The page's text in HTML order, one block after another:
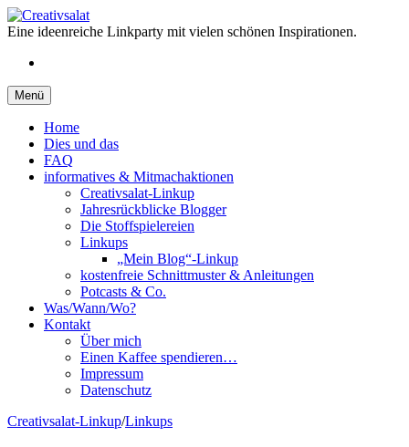
Springe
zum
Eine ideenreiche Linkparty mit vielen schönen Inspirationen.
Menü
Home
Dies und das
FAQ
informatives & Mitmachaktionen
Creativsalat-Linkup
Jahresrückblicke Blogger
Die Stoffspielereien
Linkups
„Mein Blog“-Linkup
kostenfreie Schnittmuster & Anleitungen
Potcasts & Co.
Was/Wann/Wo?
Kontakt
Über mich
Einen Kaffee spendieren…
Impressum
Datenschutz
Creativsalat-Linkup/Linkups